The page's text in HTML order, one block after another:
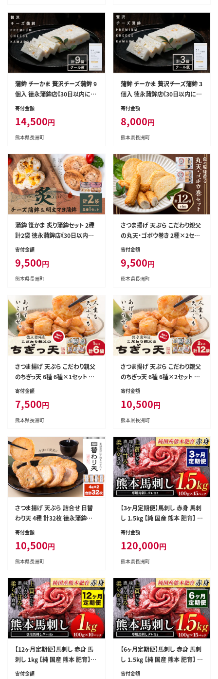
ス モモ あか牛のたれ付き---sn_f
sa12tei_r7_500000_mo12nu
m1---
7_200000_mo6num1---
蒲鉾 チーかま 贅沢チーズ蒲鉾 9
個入 徳永蒲鉾店《30日以内に出
荷予定(土日祝除く)》蒲鉾 さつま
鮮 ビール に合う ギフト お土産
チーズ 国産 真空 魚 おかず 弁当
ーティ---sn_ctokuztch_30d_r
7_14500_9p---
寄付金額
14,500円
熊本県長洲町
蒲鉾 チーかま 贅沢チーズ蒲鉾 3
個入 徳永蒲鉾店《30日以内に出
荷予定(土日祝除く)》蒲鉾 さつま
鮮 ビール に合う ギフト お土産
チーズ 国産 真空 魚 おかず 弁当
ーティ---sn_ctokuztch_30d_r
7_8000_3p---
寄付金額
8,000円
熊本県長洲町
蒲鉾 笹かま 炙り蒲鉾セット 2種
計2袋 徳永蒲鉾店《30日以内に
出荷予定(土日祝除く)》蒲鉾 さ
み 海鮮 ビール に合う ギフト お
土産 チーズ めんたいこ 国産 真
ア BBQ かまぼこ 小分け---sn_c
tokuabch_30d_r7_9500_2p-
--
寄付金額
9,500円
熊本県長洲町
さつま揚げ 天ぷら こだわり親父
の丸天・ゴボウ巻き 2種×2セッ
ト 計4袋 小分け 父の日 徳永蒲
祝除く)》 蒲鉾 揚げ物 練り物 お
つまみ 野菜 ビール に合う ギフ
惣菜 おでん 鍋 かまぼこ---sn_ct
okumrgb_30d_r7_9500_12p
---
寄付金額
9,500円
熊本県長洲町
さつま揚げ 天ぷら こだわり親父
のちぎっ天 6種 6種×1セット 計
6袋 父の日 徳永蒲鉾店《30日以
鉾 揚げ物 練り物 おつまみ 野菜
ビール に合う ギフト お土産 チ
ず 惣菜 おでん 鍋 かまぼこ 小分
け---sn_ctokuchigi_30d_r7_
7500_6p---
寄付金額
7,500円
熊本県長洲町
さつま揚げ 天ぷら こだわり親父
のちぎっ天 6種 6種×2セット 計
12袋 父の日 徳永蒲鉾店《30日
蒲鉾 揚げ物 練り物 おつまみ 野
菜 ビール に合う ギフト お土産
かず 惣菜 おでん 鍋 かまぼこ 小
分け---sn_ctokuchigi_30d_r7
_10500_12p---
寄付金額
10,500円
熊本県長洲町
さつま揚げ 天ぷら 詰合せ 日替
わり天 4種 計32枚 徳永蒲鉾店
《30日以内に出荷予定(土日祝除
り物 おつまみ 野菜 ビール に合
う ギフト お土産 国産 魚介 薩摩
かまぼこ 小分け---sn_ctokuhg
w_30d_r7_10500_8p---
寄付金額
10,500円
熊本県長洲町
【3ヶ月定期便】馬刺し 赤身 馬刺
し 1.5kg 【純 国産 熊本 肥育】 た
っぷり タレ付き 生食用 冷凍《お
送料無料 国産 絶品 馬肉 肉 ギフ
ト 定期便---ng_fjst15tei_r7_1
寄付金額
120,000円
熊本県長洲町
【12ヶ月定期便】馬刺し 赤身 馬
刺し 1kg 【純 国産 熊本 肥育】 た
っぷり タレ付き 生食用 冷凍《お
寄付金額
【6ヶ月定期便】馬刺し 赤身 馬刺
し 1.5kg 【純 国産 熊本 肥育】 た
っぷり タレ付き 生食用 冷凍《お
寄付金額